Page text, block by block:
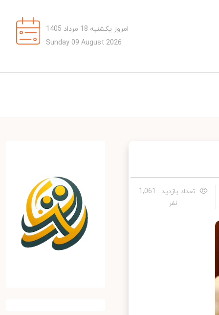
امروز یکشنبه 18 مرداد 1405
Sunday 09 August 2026
تعداد بازدید : 1,061
نفر